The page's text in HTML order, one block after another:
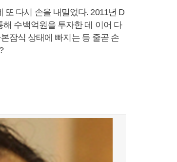
또 다시 손을 내밀었다. 2011년 D
수백억원을 투자한 데 이어 다
잠식 상태에 빠지는 등 줄곧 손